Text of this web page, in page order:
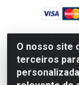
O nosso site
terceiros
Jumbo
Santos